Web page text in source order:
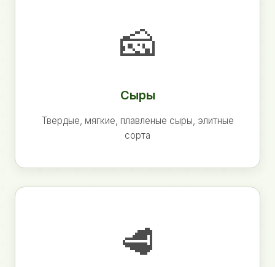
🧀
Сыры
Твердые, мягкие, плавленые сыры, элитные
сорта
🥩